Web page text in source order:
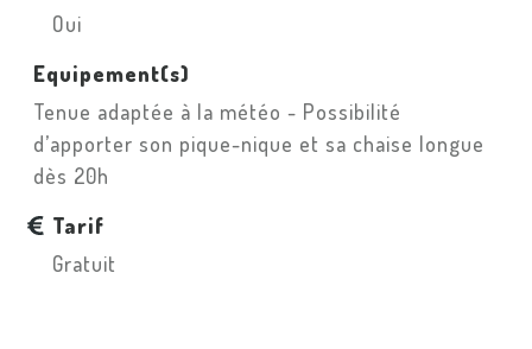
Oui
Equipement(s)
Tenue adaptée à la météo - Possibilité
d’apporter son pique-nique et sa chaise longue
dès 20h
Tarif
Gratuit